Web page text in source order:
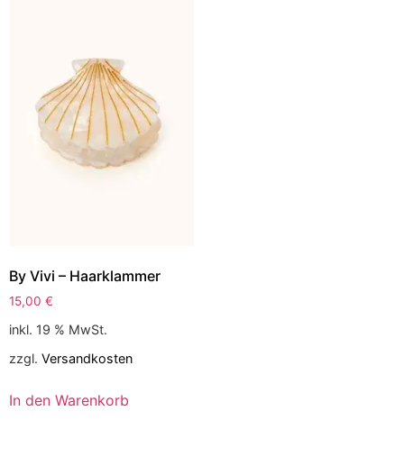
By Vivi – Haarklammer
15,00 €
inkl. 19 % MwSt.
zzgl. Versandkosten
In den Warenkorb